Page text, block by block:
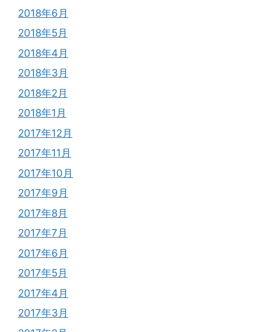
2018年6月
2018年5月
2018年4月
2018年3月
2018年2月
2018年1月
2017年12月
2017年11月
2017年10月
2017年9月
2017年8月
2017年7月
2017年6月
2017年5月
2017年4月
2017年3月